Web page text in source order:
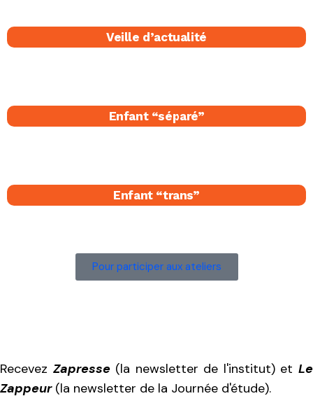
Veille d’actualité
Enfant “séparé​”
Enfant “trans”
Pour participer aux ateliers
Recevez Zapresse(la newsletter de l'institut) etLe
Zappeur(la newsletter de la Journée d'étude).